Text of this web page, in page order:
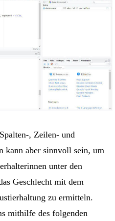
, Zeilen- und
kann aber sinnvoll sein, um
unter den
Geschlecht mit dem
zu ermitteln.
mithilfe des folgenden